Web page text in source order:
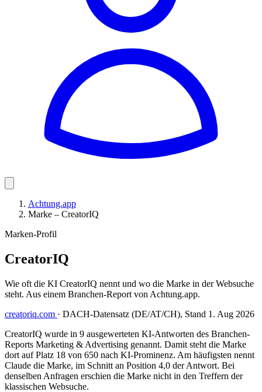
Achtung.app
Marke – CreatorIQ
Marken-Profil
CreatorIQ
Wie oft die KI CreatorIQ nennt und wo die Marke in der Websuche
steht. Aus einem Branchen-Report von Achtung.app.
creatoriq.com · DACH-Datensatz (DE/AT/CH), Stand 1. Aug 2026
CreatorIQ wurde in 9 ausgewerteten KI-Antworten des Branchen-
Reports Marketing & Advertising genannt. Damit steht die Marke
dort auf Platz 18 von 650 nach KI-Prominenz. Am häufigsten nennt
Claude die Marke, im Schnitt an Position 4,0 der Antwort. Bei
denselben Anfragen erschien die Marke nicht in den Treffern der
klassischen Websuche.